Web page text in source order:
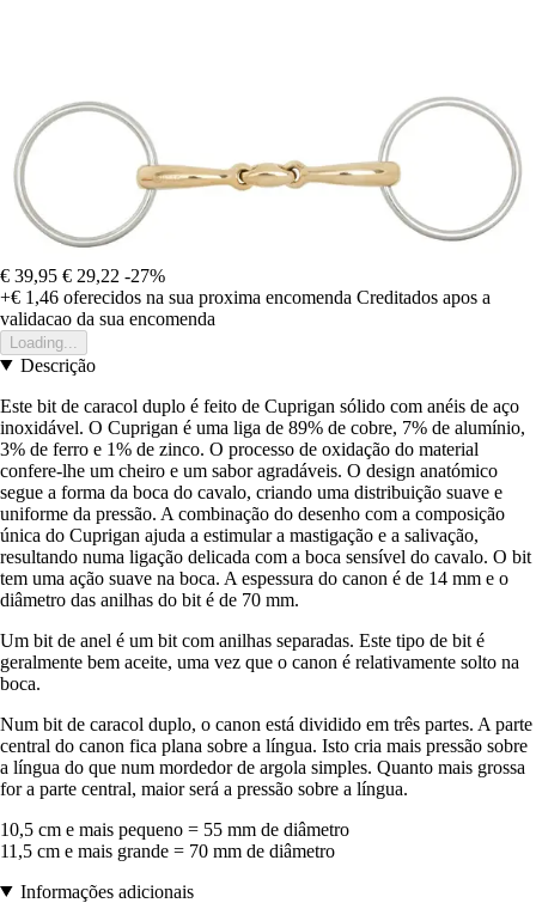
€ 39,95 € 29,22 -27%
+€ 1,46 oferecidos na sua proxima encomenda Creditados apos a
validacao da sua encomenda
Loading...
Descrição
Este bit de caracol duplo é feito de Cuprigan sólido com anéis de aço
inoxidável. O Cuprigan é uma liga de 89% de cobre, 7% de alumínio,
3% de ferro e 1% de zinco. O processo de oxidação do material
confere-lhe um cheiro e um sabor agradáveis. O design anatómico
segue a forma da boca do cavalo, criando uma distribuição suave e
uniforme da pressão. A combinação do desenho com a composição
única do Cuprigan ajuda a estimular a mastigação e a salivação,
resultando numa ligação delicada com a boca sensível do cavalo. O bit
tem uma ação suave na boca. A espessura do canon é de 14 mm e o
diâmetro das anilhas do bit é de 70 mm.
Um bit de anel é um bit com anilhas separadas. Este tipo de bit é
geralmente bem aceite, uma vez que o canon é relativamente solto na
boca.
Num bit de caracol duplo, o canon está dividido em três partes. A parte
central do canon fica plana sobre a língua. Isto cria mais pressão sobre
a língua do que num mordedor de argola simples. Quanto mais grossa
for a parte central, maior será a pressão sobre a língua.
10,5 cm e mais pequeno = 55 mm de diâmetro
11,5 cm e mais grande = 70 mm de diâmetro
Informações adicionais